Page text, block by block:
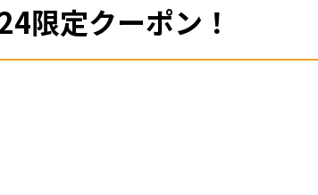
限定クーポン！